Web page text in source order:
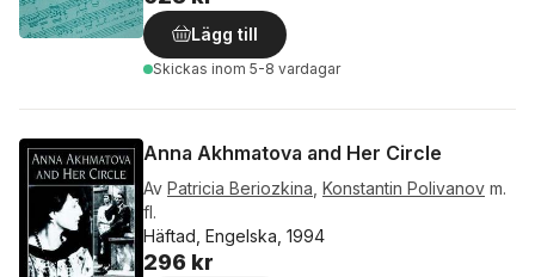
Lägg till
Skickas inom 5-8 vardagar
Anna Akhmatova and Her Circle
Av Patricia Beriozkina Konstantin Polivanov m.
fl.
Häftad, Engelska, 1994
296 kr